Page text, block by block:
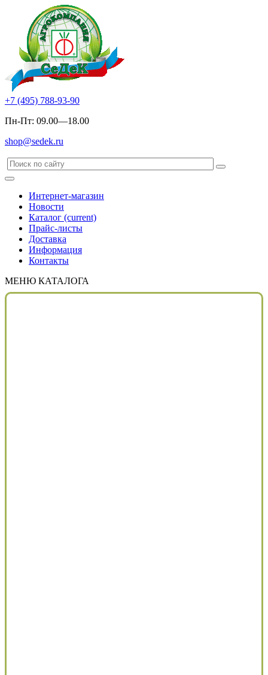
+7 (495) 788-93-90
Пн-Пт: 09.00—18.00
shop@sedek.ru
Интернет-магазин
Новости
Каталог (current)
Прайс-листы
Доставка
Информация
Контакты
МЕНЮ КАТАЛОГА